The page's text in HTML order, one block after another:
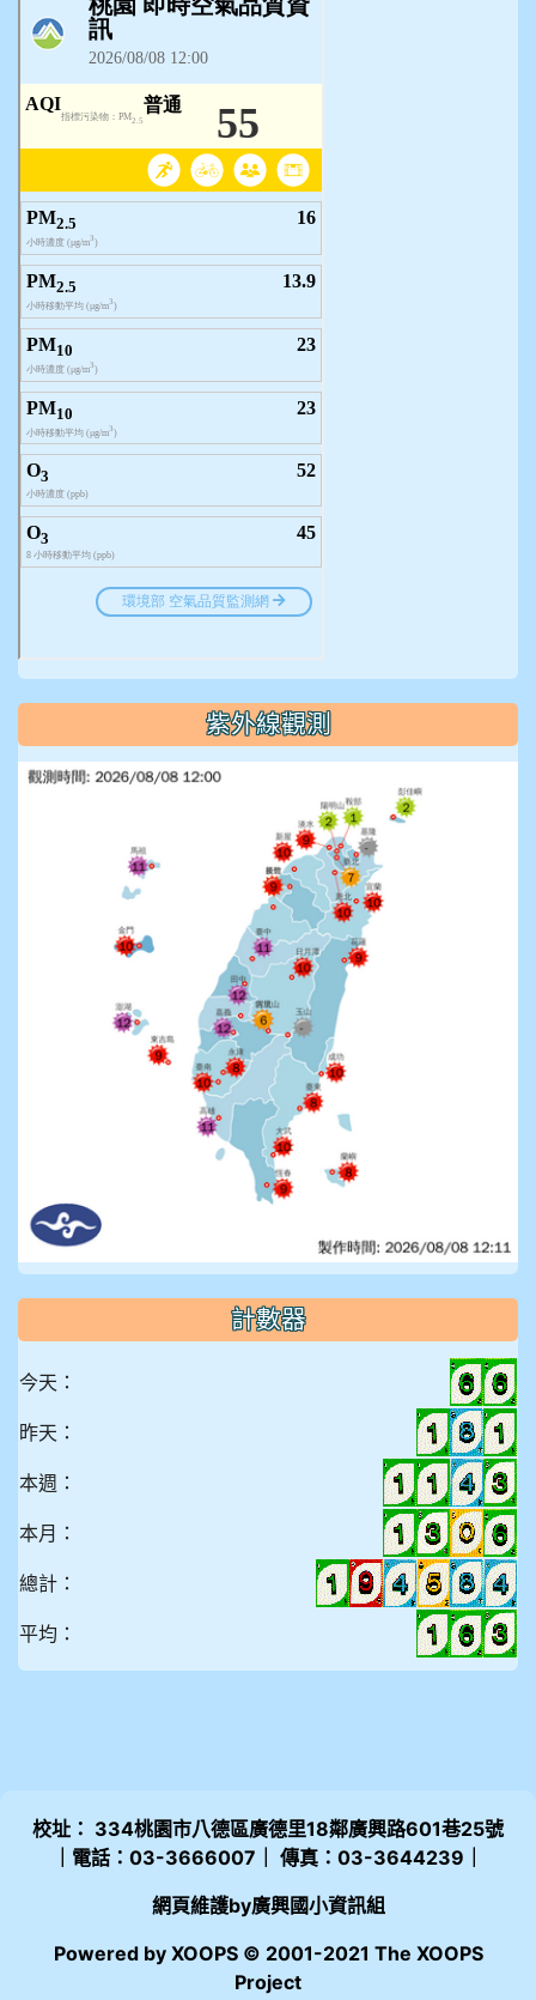
紫外線觀測
計數器
今天：
昨天：
本週：
本月：
總計：
平均：
校址： 334桃園市八德區廣德里18鄰廣興路601巷25號
｜電話：03-3666007｜ 傳真：03-3644239｜
網頁維護by廣興國小資訊組
Powered by XOOPS © 2001-2021 The XOOPS
Project